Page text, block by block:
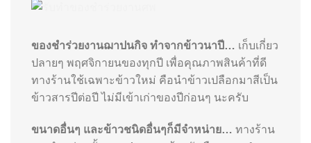
ของชำร่วยงานฌาปนกิจ ทำจากข้าวนาปี… เก็บเกี่ยว
ปลายๆ พฤศจิกายนของทุกปี เพื่อคุณภาพสินค้าที่ดี
ทางร้านใช้เฉพาะข้าวใหม่ คือนำข้าวเปลือกมาสีเป็น
ข้าวสารปีต่อปี ไม่มีเข้าเก่าของปีก่อนๆ นะครับ
ขนาดอื่นๆ และข้าวชนิดอื่นๆก็มีจำหน่าย… ทางร้าน